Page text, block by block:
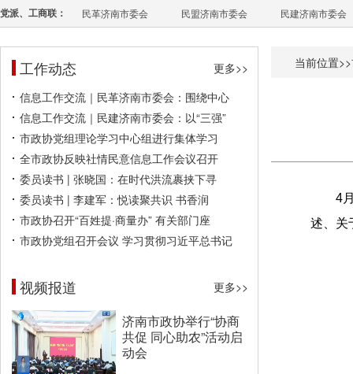
党派、工商联： 民革济南市委会 民盟济南市委会 民建济南市委会
工作动态
更多>>
信息工作交流｜民革济南市委会：围绕中心
信息工作交流｜民建济南市委会：以“三强”
市政协党组理论学习中心组进行集体学习
全市政协反映社情民意信息工作会议召开
委员读书 | 张晓国：在时代洪流裹挟下寻
委员读书 | 李建军：悦读聚共识 书香润
市政协召开“百姓提·商量办” 有关部门座
市政协党组召开会议 学习贯彻习近平总书记
视频报道 更多>>
济南市政协举行“协商
共促 同心助农”活动启
动会
当前位置>>
4
述、关